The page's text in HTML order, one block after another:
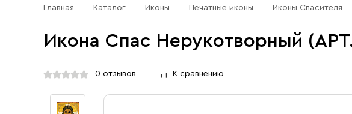
Церковная утварь
Иконы
Услуги
Главная Каталог Иконы Печатные иконы Иконы Спасителя
Икона Спас Нерукотворный
0 отзывов К сравнению